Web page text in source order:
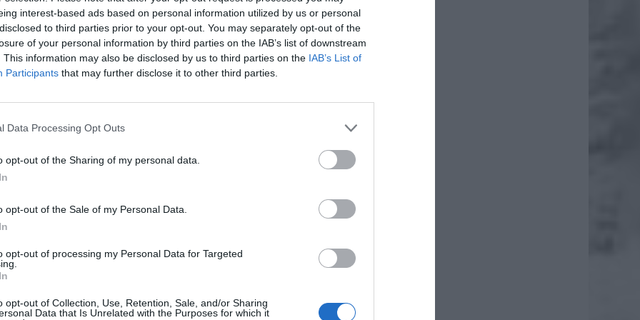
interest-based ads based on personal information utilized by us or personal
to third parties prior to your opt-out. You may separately opt-out of the
of your personal information by third parties on the IAB’s list of downstream
This information may also be disclosed by us to third parties on the IAB’s List of
Participants that may further disclose it to other third parties.
Data Processing Opt Outs
opt-out of the Sharing of my personal data.
opt-out of the Sale of my Personal Data.
opt-out of processing my Personal Data for Targeted
opt-out of Collection, Use, Retention, Sale, and/or Sharing
Data that Is Unrelated with the Purposes for which it
jest to, że wyrok 15 lat więzienia zapadł za zabójstwo ówczesnej